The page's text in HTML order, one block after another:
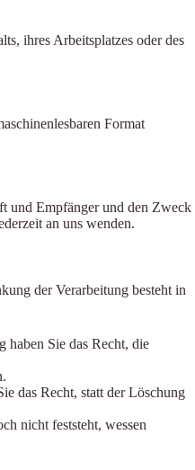
ihres Arbeitsplatzes oder des
Format
und Empfänger und den Zweck
an uns wenden.
der Verarbeitung besteht in
haben Sie das Recht, die
das Recht, statt der Löschung
nicht feststeht, wessen